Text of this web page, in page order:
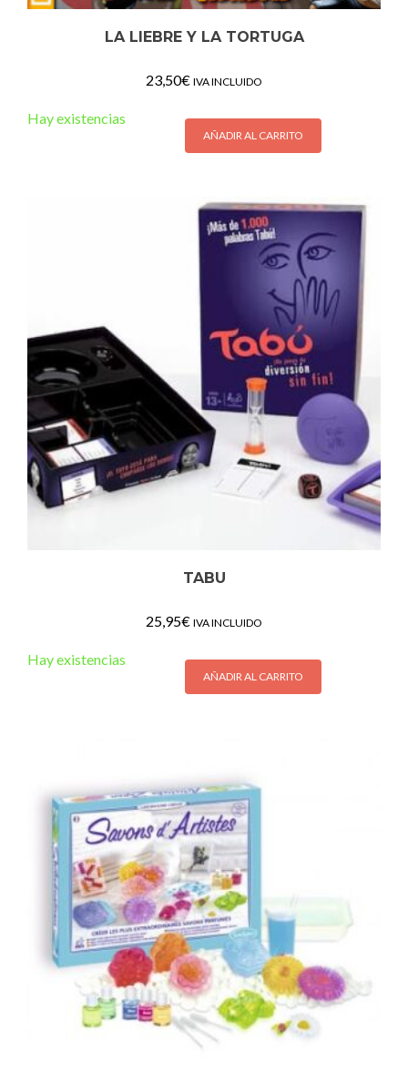
LA LIEBRE Y LA TORTUGA
23,50€ IVA INCLUIDO
Hay existencias
AÑADIR AL CARRITO
TABU
25,95€ IVA INCLUIDO
Hay existencias
AÑADIR AL CARRITO